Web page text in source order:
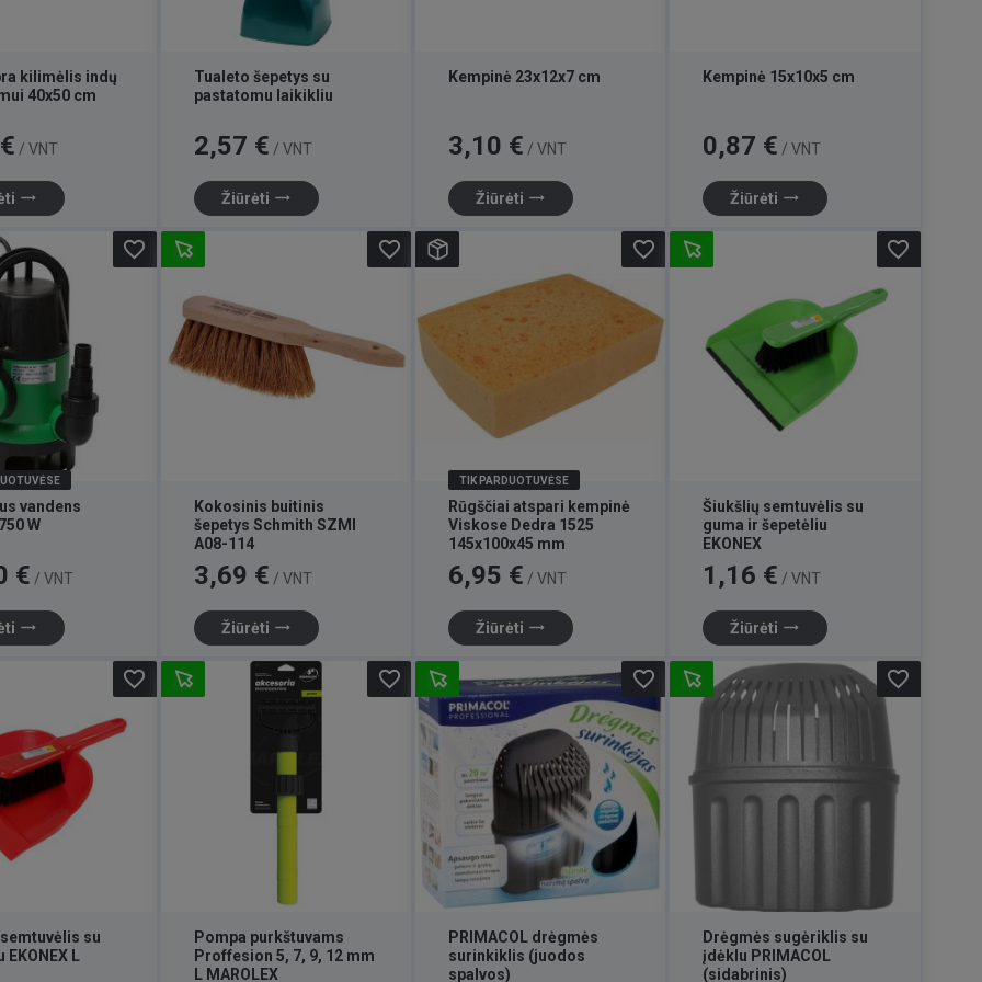
kilimėlis indų
40x50 cm
/ VNT
trending_flat
Tualeto šepetys su
pastatomu laikikliu
Kaina
2,57 € / VNT
Žiūrėti trending_flat
Kempinė 23x12x7 cm
Kaina
3,10 € / VNT
Žiūrėti trending_flat
Kempinė 15x10x5 cm
Kaina
0,87 € / VNT
Žiūrėti trending_flat
vandens
W
€ / VNT
trending_flat
favorite_border
Kokosinis buitinis
šepetys Schmith SZMI
A08-114
Kaina
3,69 € / VNT
Žiūrėti trending_flat
favorite_border
TIK PARDUOTUVĖSE
Rūgščiai atspari kempinė
Viskose Dedra 1525
145x100x45 mm
Kaina
6,95 € / VNT
Žiūrėti trending_flat
favorite_border
Šiukšlių semtuvėlis su
guma ir šepetėliu
EKONEX
Kaina
1,16 € / VNT
Žiūrėti trending_flat
favorite_border
su
EKONEX L
favorite_border
Pompa purkštuvams
Proffesion 5, 7, 9, 12 mm
L MAROLEX
favorite_border
PRIMACOL drėgmės
surinkiklis (juodos
spalvos)
favorite_border
Drėgmės sugėriklis su
įdėklu PRIMACOL
(sidabrinis)
favorite_border